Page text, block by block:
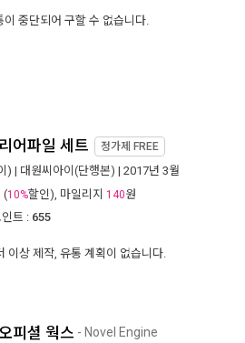
중단되어 구할 수 없습니다.
어파일 세트 정가제 FREE
) | 대원씨아이(단행본) | 2017년 3월
(10%할인), 마일리지 140원
트 : 655
이상 제작, 유통 계획이 없습니다.
피셜 웍스 - Novel Engine